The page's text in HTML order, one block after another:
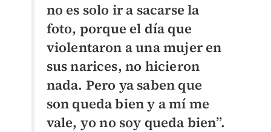
no es solo ir a sacarse la
foto, porque el día que
violentaron a una mujer en
sus narices, no hicieron
nada. Pero ya saben que
son queda bien y a mí me
vale, yo no soy queda bien”.